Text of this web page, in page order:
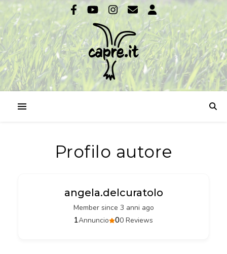
Profilo autore
angela.delcuratolo
Member since 3 anni ago
00 Reviews
1Annuncio